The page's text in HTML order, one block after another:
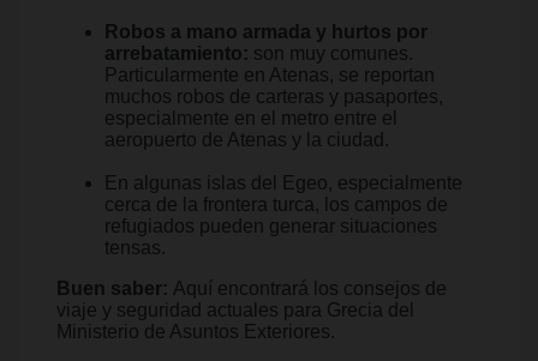
Robos a mano armada y hurtos por
arrebatamiento: son muy comunes.
Particularmente en Atenas, se reportan
muchos robos de carteras y pasaportes,
especialmente en el metro entre el
aeropuerto de Atenas y la ciudad.
En algunas islas del Egeo, especialmente
cerca de la frontera turca, los campos de
refugiados pueden generar situaciones
tensas.
Buen saber: Aquí encontrará los consejos de
viaje y seguridad actuales para Grecia del
Ministerio de Asuntos Exteriores.